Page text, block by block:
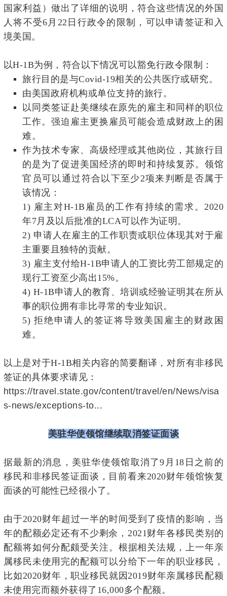
国家利益）做出了详细的说明，符合这些情况的外国
人将不受6月22日行政令的限制，可以申请签证和入
境美国。
以H-1B为例，符合以下情况可以豁免行政令限制：
旅行目的是与Covid-19相关的公共医疗或研究。
由美国政府机构或单位支持的旅行。
以同类签证赴美继续在原先的雇主和同样的职位
工作。强迫雇主更换雇员可能会造成财政上的困
难。
作为技术专家、高级经理或其他岗位，其旅行目
的是为了促进美国经济的即时和持续复苏。领馆
官员可以通过符合以下至少2项来判断是否属于
该情况：
1) 雇主对H-1B雇员的工作有持续的需求。2020
年7月及以后批准的LCA可以作为证明。
2) 申请人在雇主的工作职责或职位体现其对于雇
主重要且独特的贡献。
3) 雇主支付给H-1B申请人的工资比劳工部规定的
现行工资至少高出15%。
4) H-1B申请人的教育、培训或经验证明其在所从
事的职位拥有非比寻常的专业知识。
5)拒绝申请人的签证将导致美国雇主的财政困
难。
以上是对于H-1B相关内容的简要翻译，对所有非移民
签证的具体要求请见：
https://travel.state.gov/content/travel/en/News/visa
s-news/exceptions-to...
美驻华使领馆继续取消签证面谈
据最新的消息，美驻华使领馆取消了9月18日之前的
移民和非移民签证面谈，目前看来2020财年领馆恢复
面谈的可能性已经很小了。
由于2020财年超过一半的时间受到了疫情的影响，当
年的配额必定还有不少剩余，2021财年各移民类别的
配额将如何分配颇受关注。根据相关法规，上一年亲
属移民未使用完的配额可以分给下一年的职业移民，
比如2020财年，职业移民就因2019财年亲属移民配额
未使用完而额外获得了16,000多个配额。